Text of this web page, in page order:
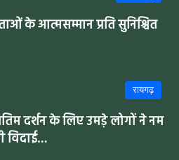
के आत्मसम्मान प्रति सुनिश्चित
रायगढ़
दर्शन के लिए उमड़े लोगों ने नम